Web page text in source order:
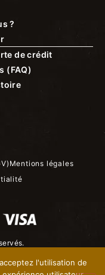
?
de crédit
(FAQ)
Mentions légales
l'utilisation de